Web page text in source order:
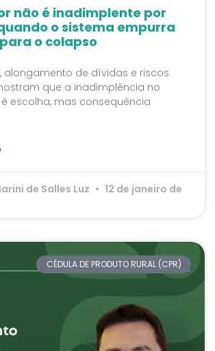
não é inadimplente por
o sistema empurra
o colapso
alongamento de dívidas e riscos
que a inadimplência no
escolha, mas consequência
de Salles Luz
12 de janeiro de
CÉDULA DE PRODUTO RURAL (CPR)